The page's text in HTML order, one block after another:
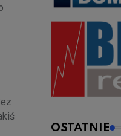
OSTATNIE